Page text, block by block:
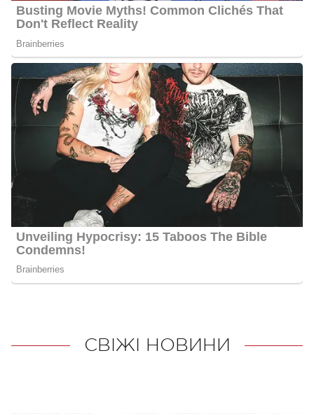
СВІЖІ НОВИНИ